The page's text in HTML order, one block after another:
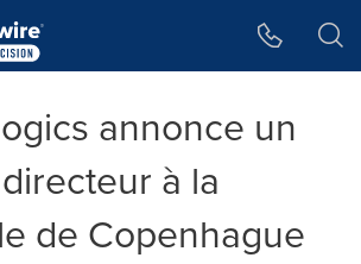
annonce un
à la
de Copenhague